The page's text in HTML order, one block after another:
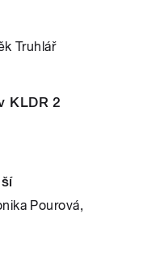
Truhlář
KLDR 2
Pourová,